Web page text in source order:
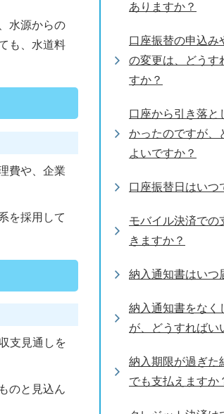
水源からの
も、水道料
費や、企業
を採用して
支見通しを
のと見込ん
ありますか？
口座振替の申込み
の変更は、どうす
すか？
口座から引き落と
かったのですが、
よいですか？
口座振替日はいつ
モバイル決済での
きますか？
納入通知書はいつ
納入通知書をなく
が、どうすればい
納入期限が過ぎた
でも支払えますか